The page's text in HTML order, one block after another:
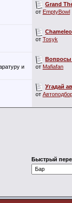
Grand
от EmptyBowl
от Tosyk
и
Вопросы
от Mafiafan
Угадай
от
Быстрый